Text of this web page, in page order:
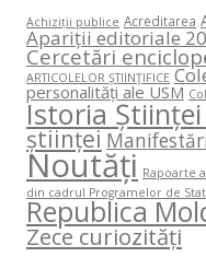
Achiziții publice Acreditarea
Apariții editoriale
Cercetări
ARTICOLELOR ŞTIINŢIFICE
personalități ale USM
Istoria
științei Manifestări
Noutăți Rapoarte
din cadrul Programelor de Stat
Republica
Zece curiozități